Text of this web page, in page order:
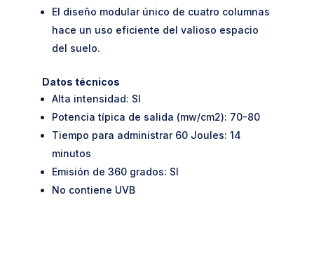
El diseño modular único de cuatro columnas
hace un uso eficiente del valioso espacio
del suelo.
Datos técnicos
Alta intensidad: SI
Potencia típica de salida (mw/cm2): 70-80
Tiempo para administrar 60 Joules: 14
minutos
Emisión de 360 grados: SI
No contiene UVB